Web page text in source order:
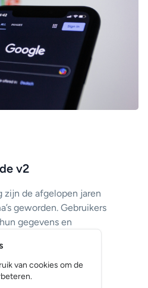
v2
zijn de afgelopen jaren
geworden. Gebruikers
gegevens en
verplicht
Om organisaties te
en tracking om te
Mode v2
van cookies om de